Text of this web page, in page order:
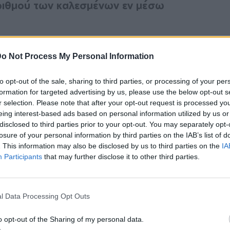
Not Process My Personal Information
opt-out of the sale, sharing to third parties, or processing of your
for targeted advertising by us, please use the below opt-out
selection. Please note that after your opt-out request is processed
interest-based ads based on personal information utilized by us
to third parties prior to your opt-out. You may separately
of your personal information by third parties on the IAB’s list of
This information may also be disclosed by us to third parties on the
Participants that may further disclose it to other third parties.
Data Processing Opt Outs
opt-out of the Sharing of my personal data.
των καλεσμένων εν μέσω
Οπως αυτή της Μέγκαν Μαρκλ και
παλατιού αλλά και πηγές από τους
δεν ήταν τυχαία και ότι οι Ομπάμα
να στείλουν ένα σαφές μήνυμα, ότι δηλαδή
στη βρετανική βασιλική οικογένεια
το μέρος της βασίλισσας και του
απόντες Μέγκαν Μαρκλ και Χάρι